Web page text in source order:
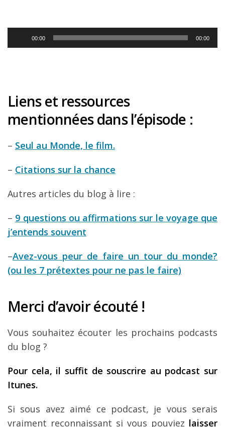
audio
00:00 00:00
Liens et ressources
mentionnées dans l’épisode :
– Seul au Monde, le film.
– Citations sur la chance
Autres articles du blog à lire :
– 9 questions ou affirmations sur le voyage que
j’entends souvent
–Avez-vous peur de faire un tour du monde?
(ou les 7 prétextes pour ne pas le faire)
Merci d’avoir écouté !
Vous souhaitez écouter les prochains podcasts
du blog ?
Pour cela, il suffit de souscrire au podcast sur
Itunes.
Si sous avez aimé ce podcast, je vous serais
vraiment reconnaissant si vous pouviez laisser